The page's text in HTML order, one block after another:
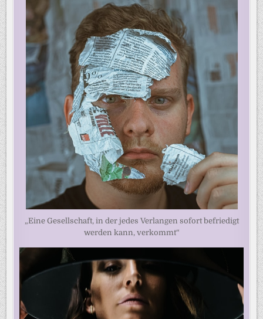
„Eine Gesellschaft, in der jedes Verlangen sofort befriedigt
werden kann, verkommt“